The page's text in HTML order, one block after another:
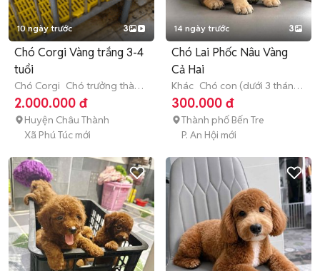
10 ngày trước 3
Chó Corgi Vàng trắng 3-4
tuổi
Chó Corgi Chó trưởng thành
(hơn 1 tuổi)
2.000.000 đ
Huyện Châu Thành
Xã Phú Túc mới
14 ngày trước 3
Chó Lai Phốc Nâu Vàng
Cả Hai
Khác Chó con (dưới 3 tháng
tuổi)
300.000 đ
Thành phố Bến Tre
P. An Hội mới